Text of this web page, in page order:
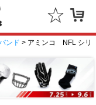
ンド > アミンコ NFL シリ